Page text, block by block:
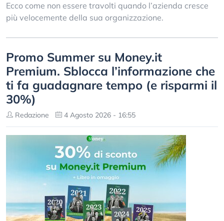
Ecco come non essere travolti quando l’azienda cresce
più velocemente della sua organizzazione.
Promo Summer su Money.it
Premium. Sblocca l’informazione che
ti fa guadagnare tempo (e risparmi il
30%)
Redazione 4 Agosto 2026 - 16:55